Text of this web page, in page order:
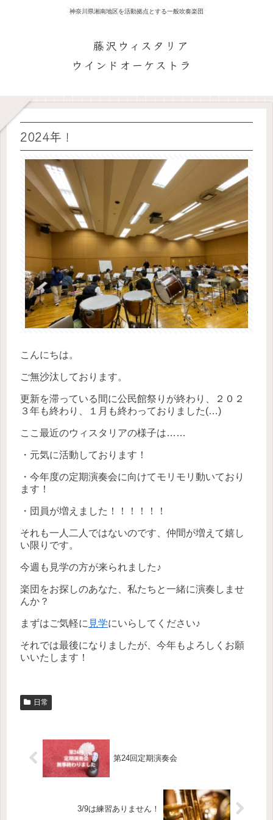
神奈川県湘南地区を活動拠点とする一般吹奏楽団
藤沢ウィスタリア
ウインドオーケストラ
2024年！
こんにちは。
ご無沙汰しております。
更新を滞っている間に公民館祭りが終わり、２０２
３年も終わり、１月も終わっておりました(…)
ここ最近のウィスタリアの様子は……
・元気に活動しております！
・今年度の定期演奏会に向けてモリモリ動いており
ます！
・団員が増えました！！！！！！
それも一人二人ではないのです、仲間が増えて嬉し
い限りです。
今週も見学の方が来られました♪
楽団をお探しのあなた、私たちと一緒に演奏しませ
んか？
まずはご気軽に 見学にいらしてください♪
それでは最後になりましたが、今年もよろしくお願
いいたします！
日常
第24回定期演奏会
3/9は練習ありません！